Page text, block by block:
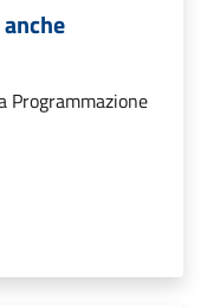
Programmazione